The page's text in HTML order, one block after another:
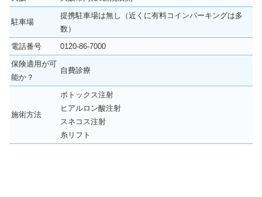
駐車場
提携駐車場は無し（近くに有料コインパーキングは多
数）
電話番号
0120-86-7000
保険適用が可
能か？
自費診療
施術方法
ボトックス注射
ヒアルロン酸注射
スネコス注射
糸リフト